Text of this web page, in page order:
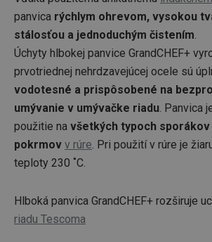
panvica rýchlym ohrevom, vysokou
stálosťou a jednoduchým čistením
Úchyty hlbokej panvice GrandCHEF+
prvotriednej nehrdzavejúcej ocele sú
vodotesné a prispôsobené na
umývanie v umývačke riadu . Panvica
použitie na všetkých typoch sporákov
pokrmov v rúre . Pri použití v rúre je
teploty 230 ˚C.
Hlboká panvica GrandCHEF+ rozširuje
riadu Tescoma